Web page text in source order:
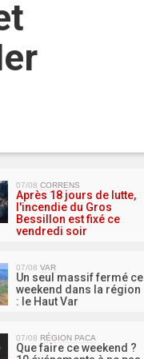
07/08 CORRENS
Après 18 jours de lutte,
l'incendie du Gros
Bessillon est fixé ce
vendredi soir
07/08 VAR
Un seul massif fermé ce
weekend dans la région
: le Haut Var
07/08 RÉGION PACA
Que faire ce weekend ?